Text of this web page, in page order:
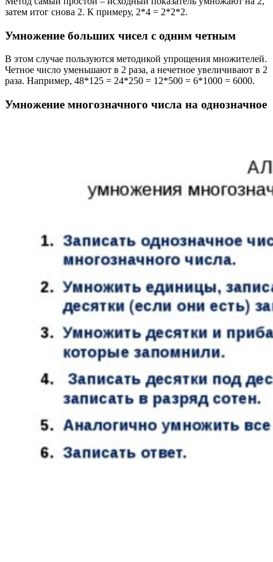
затем итог снова 2. К примеру, 2*4 = 2*2*2.
Умножение больших чисел с одним четным
В этом случае пользуются методикой упрощения множителей.
Четное число уменьшают в 2 раза, а нечетное увеличивают в 2
раза. Например, 48*125 = 24*250 = 12*500 = 6*1000 = 6000.
Умножение многозначного числа на однозначное